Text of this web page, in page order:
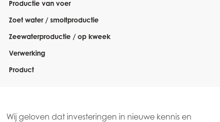
Productie van voer
Zoet water / smoltproductie
Zeewaterproductie / op kweek
Verwerking
Product
Wij geloven dat investeringen in nieuwe kennis en